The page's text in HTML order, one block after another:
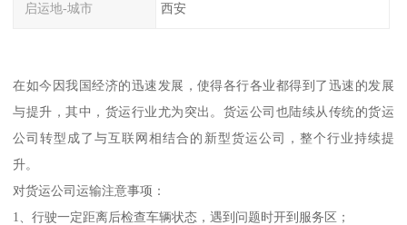
启运地-城市 西安
在如今因我国经济的迅速发展，使得各行各业都得到了迅速的发展
与提升，其中，货运行业尤为突出。货运公司也陆续从传统的货运
公司转型成了与互联网相结合的新型货运公司，整个行业持续提
升。
对货运公司运输注意事项：
1、行驶一定距离后检查车辆状态，遇到问题时开到服务区；